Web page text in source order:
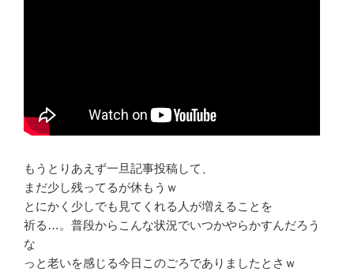
もうとりあえず一旦記事投稿して、
まだ少し残ってるが休もうｗ
とにかく少しでも見てくれる人が増えることを
祈る…。普段からこんな状況でいつかやらかすんだろう
な
っと老いを感じる今日このごろでありましたとさｗ